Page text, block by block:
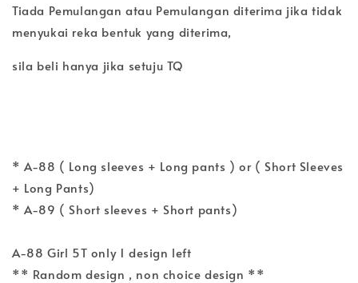
Tiada Pemulangan atau Pemulangan diterima jika tidak
menyukai reka bentuk yang diterima,
sila beli hanya jika setuju TQ
* A-88 ( Long sleeves + Long pants ) or ( Short Sleeves
+ Long Pants)
* A-89 ( Short sleeves + Short pants)
A-88 Girl 5T only 1 design left
** Random design , non choice design **